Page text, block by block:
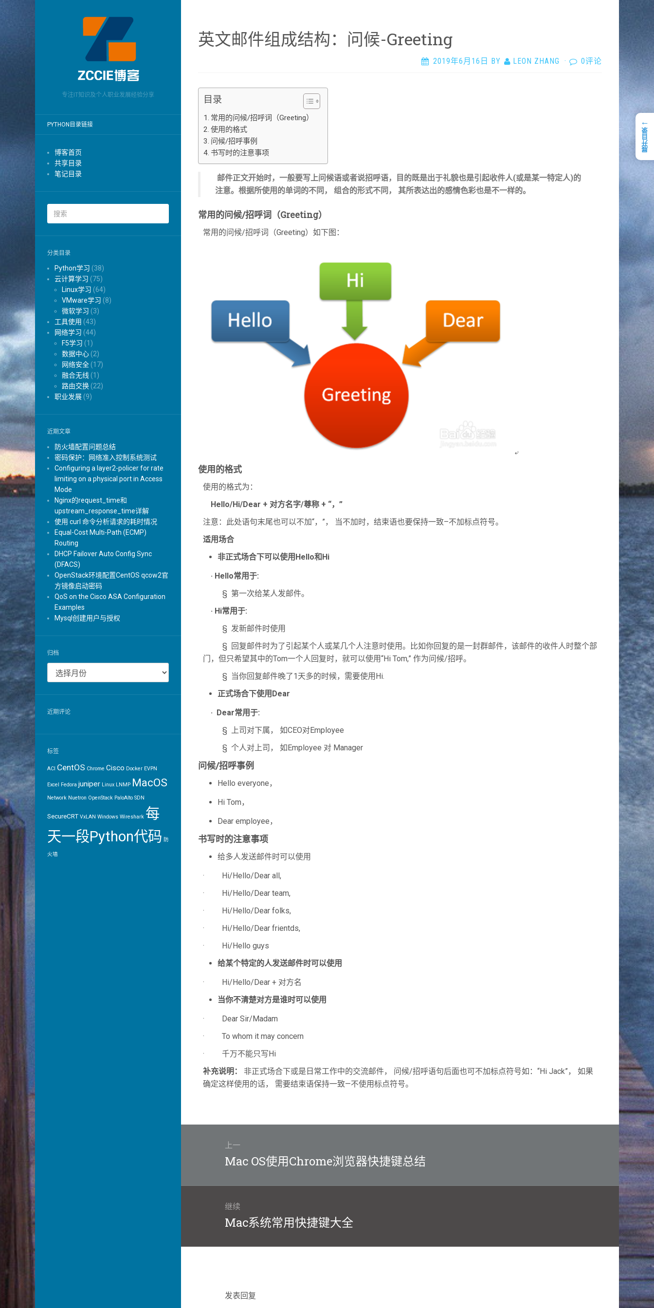
专注IT知识及个人职业发展经验分享
PYTHON目录链接
博客首页
共享目录
笔记目录
分类目录
Python学习 (38)
云计算学习 (75)
Linux学习 (64)
VMware学习 (8)
微软学习 (3)
工具使用 (43)
网络学习 (44)
F5学习 (1)
数据中心(2)
网络安全(17)
融合无线 (1)
路由交换(22)
职业发展(9)
近期文章
防火墙配置问题总结
密码保护：网络准入控制系统测试
Configuring a layer2-policer for rate
limiting on a physical port in Access
Mode
Nginx的request_time和
upstream_response_time详解
使用 curl 命令分析请求的耗时情况
Equal-Cost Multi-Path (ECMP)
Routing
DHCP Failover Auto Config Sync
(DFACS)
OpenStack环境配置CentOS qcow2官
方镜像启动密码
QoS on the Cisco ASA Configuration
Examples
Mysql创建用户与授权
归档
近期评论
标签
ACI CentOS Chrome Cisco Docker EVPN
Excel Fedora juniper Linux LNMP MacOS
Network Nuetron OpenStack PaloAlto SDN
SecureCRT VxLAN Windows Wireshark 每
天一段Python代码 防
火墙
英文邮件组成结构：问候-Greeting
2019年6月16日 BY LEON ZHANG · 0评论
目录
常用的问候/招呼词（Greeting）
使用的格式
问候/招呼事例
书写时的注意事项
邮件正文开始时，一般要写上问候语或者说招呼语，目的既是出于礼貌也是引起收件人(或是某一特定人)的
注意。根据所使用的单词的不同， 组合的形式不同， 其所表达出的感情色彩也是不一样的。
常用的问候/招呼词（Greeting）
常用的问候/招呼词（Greeting）如下图：
使用的格式
使用的格式为：
Hello/Hi/Dear + 对方名字/尊称 + “，”
注意：此处语句末尾也可以不加“，”， 当不加时，结束语也要保持一致–不加标点符号。
适用场合
非正式场合下可以使用Hello和Hi
· Hello常用于:
§ 第一次给某人发邮件。
· Hi常用于:
§ 发新邮件时使用
§ 回复邮件时为了引起某个人或某几个人注意时使用。比如你回复的是一封群邮件，该邮件的收件人时整个部
门，但只希望其中的Tom一个人回复时，就可以使用“Hi Tom,” 作为问候/招呼。
§ 当你回复邮件晚了1天多的时候，需要使用Hi.
正式场合下使用Dear
· Dear常用于:
§ 上司对下属， 如CEO对Employee
§ 个人对上司， 如Employee 对 Manager
问候/招呼事例
Hello everyone，
Hi Tom，
Dear employee，
书写时的注意事项
给多人发送邮件时可以使用
· Hi/Hello/Dear all,
· Hi/Hello/Dear team,
· Hi/Hello/Dear folks,
· Hi/Hello/Dear frientds,
· Hi/Hello guys
给某个特定的人发送邮件时可以使用
· Hi/Hello/Dear + 对方名
当你不清楚对方是谁时可以使用
· Dear Sir/Madam
· To whom it may concern
· 千万不能只写Hi
补充说明：
非正式场合下或是日常工作中的交流邮件， 问候/招呼语句后面也可不加标点符号如：“Hi Jack”， 如果
确定这样使用的话， 需要结束语保持一致—不使用标点符号。
航
上一
上
Mac OS使用Chrome浏览器快捷键总结
继续
下
Mac系统常用快捷键大全
发表回复
←
展开目录